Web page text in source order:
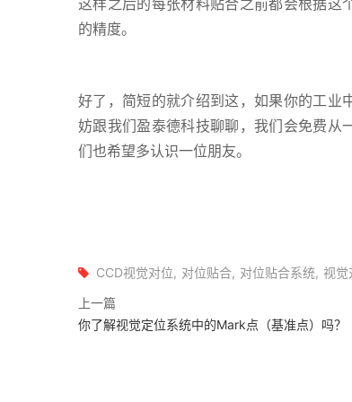
这样之后的每张材料贴合之前都会根据这
的精度。
好了，简短的就介绍到这，如果你的工业
妨跟我们盈泰德科技聊聊，我们会免费从
们也希望多认识一位朋友。
CCD视觉对位 对位贴合 对位贴合系统 视觉
上一篇
你了解视觉定位系统中的Mark点（基准点）吗？